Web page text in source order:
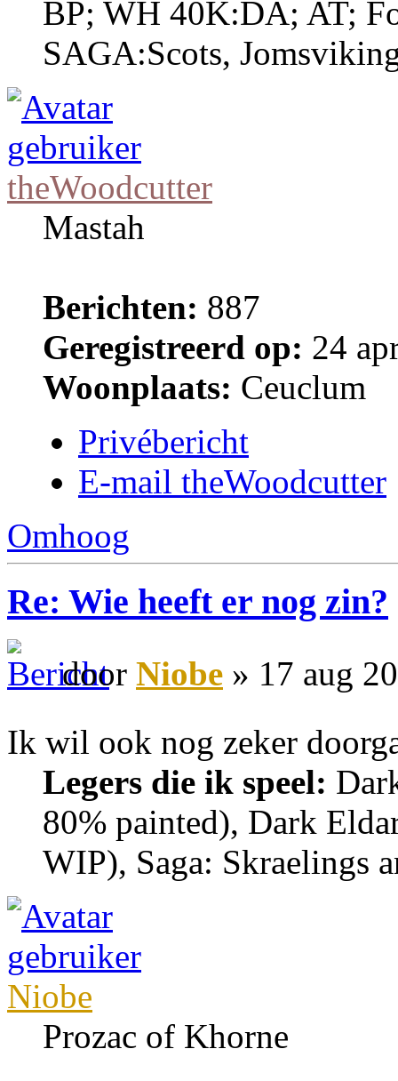
BP; WH 40K:DA; AT;
SAGA:Scots,
theWoodcutter
Mastah
Berichten: 887
Geregistreerd op: 24
Woonplaats: Ceuclum
Privébericht
E-mail theWoodcutter
Omhoog
Re: Wie heeft er nog zin?
door Niobe » 17 aug
Ik wil ook nog zeker
Legers die ik speel:
80% painted), Dark
WIP), Saga: Skraelings
Niobe
Prozac of Khorne